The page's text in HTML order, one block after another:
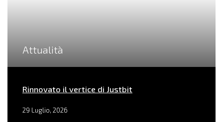
Attualità
Rinnovato il vertice di Justbit
29 Luglio, 2026